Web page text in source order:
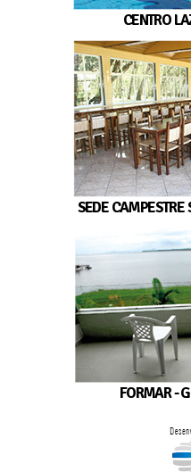
CENTRO
SEDE CAMPESTRE
FORMAR -